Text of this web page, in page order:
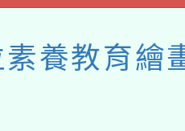
養教育繪